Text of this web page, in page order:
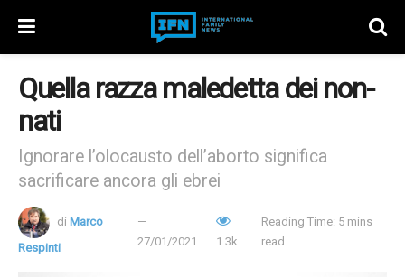
Quella razza maledetta dei non-
nati
Ignorare l’olocausto dell’aborto significa
sacrificare ancora gli ebrei
di Marco
Respinti
27/01/2021 1.3k
Reading Time: 5 mins
read